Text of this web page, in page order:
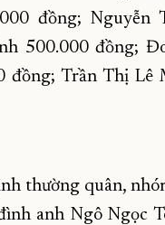
đồng;
500.000 đồng;
đồng; Trần Thị Lê
thường quân,
anh Ngô Ngọc